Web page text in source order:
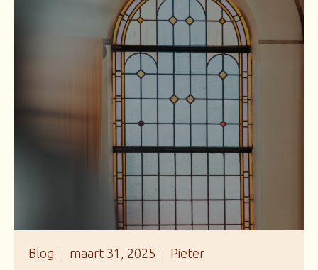
Blog maart 31, 2025 Pieter